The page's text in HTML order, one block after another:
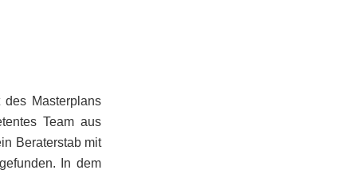
Masterplans
Team aus
Beraterstab mit
In dem